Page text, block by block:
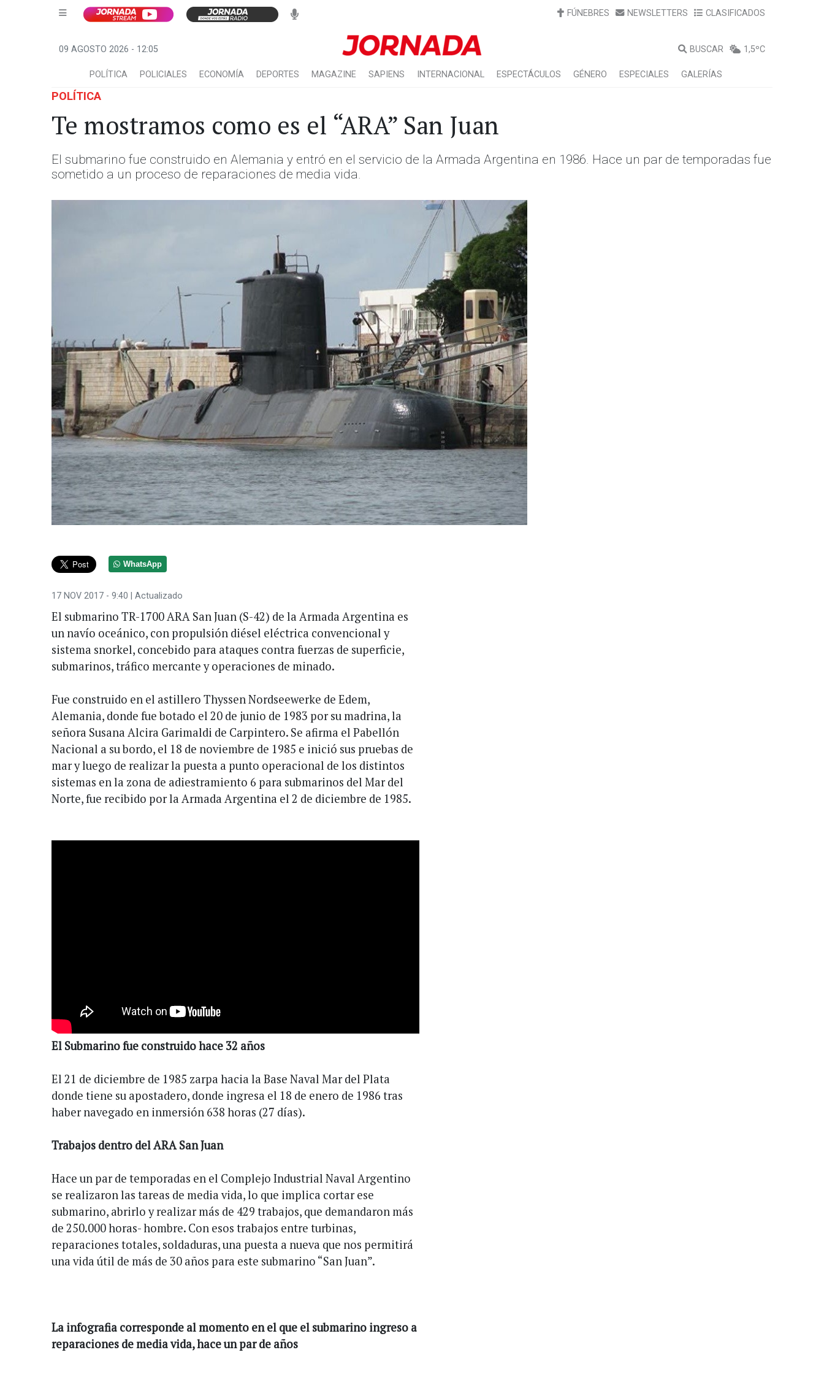
FÚNEBRES NEWSLETTERS CLASIFICADOS
09 AGOSTO 2026 - 12:05 BUSCAR 1,5ºC
POLÍTICA POLICIALES ECONOMÍA DEPORTES MAGAZINE SAPIENS INTERNACIONAL ESPECTÁCULOS GÉNERO ESPECIALES GALERÍAS
POLÍTICA
Te mostramos como es el “ARA” San Juan
El submarino fue construido en Alemania y entró en el servicio de la Armada Argentina en 1986. Hace un par de temporadas fue
sometido a un proceso de reparaciones de media vida.
WhatsApp
17 NOV 2017 - 9:40 | Actualizado
El submarino TR-1700 ARA San Juan (S-42) de la Armada Argentina es
un navío oceánico, con propulsión diésel eléctrica convencional y
sistema snorkel, concebido para ataques contra fuerzas de superficie,
submarinos, tráfico mercante y operaciones de minado.
Fue construido en el astillero Thyssen Nordseewerke de Edem,
Alemania, donde fue botado el 20 de junio de 1983 por su madrina, la
señora Susana Alcira Garimaldi de Carpintero. Se afirma el Pabellón
Nacional a su bordo, el 18 de noviembre de 1985 e inició sus pruebas de
mar y luego de realizar la puesta a punto operacional de los distintos
sistemas en la zona de adiestramiento 6 para submarinos del Mar del
Norte, fue recibido por la Armada Argentina el 2 de diciembre de 1985.
El Submarino fue construido hace 32 años
El 21 de diciembre de 1985 zarpa hacia la Base Naval Mar del Plata
donde tiene su apostadero, donde ingresa el 18 de enero de 1986 tras
haber navegado en inmersión 638 horas (27 días).
Trabajos dentro del ARA San Juan
Hace un par de temporadas en el Complejo Industrial Naval Argentino
se realizaron las tareas de media vida, lo que implica cortar ese
submarino, abrirlo y realizar más de 429 trabajos, que demandaron más
de 250.000 horas- hombre. Con esos trabajos entre turbinas,
reparaciones totales, soldaduras, una puesta a nueva que nos permitirá
una vida útil de más de 30 años para este submarino “San Juan”.
La infografia corresponde al momento en el que el submarino ingreso a
reparaciones de media vida, hace un par de años